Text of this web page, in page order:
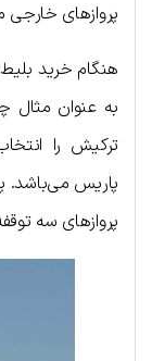
پروازهای خارجی
هنگام خرید
به عنوان مثال
ترکیش را
پاریس می‌باشد.
پروازهای سه